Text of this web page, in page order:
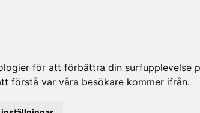
för att förbättra din
förstå var våra besökare kommer ifrån.